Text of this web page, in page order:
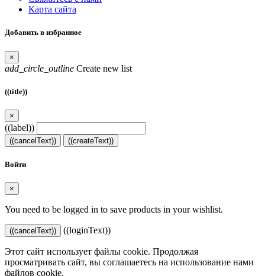
Карта сайта
Добавить в избранное
×
add_circle_outline Create new list
((title))
×
((label))
((cancelText)) ((createText))
Войти
×
You need to be logged in to save products in your wishlist.
((cancelText)) ((loginText))
Этот сайт использует файлы cookie. Продолжая
просматривать сайт, вы соглашаетесь на использование нами
файлов cookie.